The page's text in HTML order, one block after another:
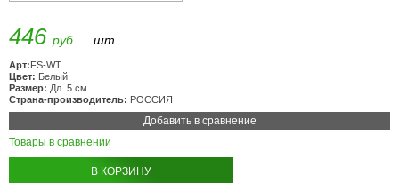
446 руб. шт.
Арт:FS-WT
Цвет: Белый
Размер: Дл. 5 см
Страна-производитель: РОССИЯ
Добавить в сравнение
Товары в сравнении
В КОРЗИНУ